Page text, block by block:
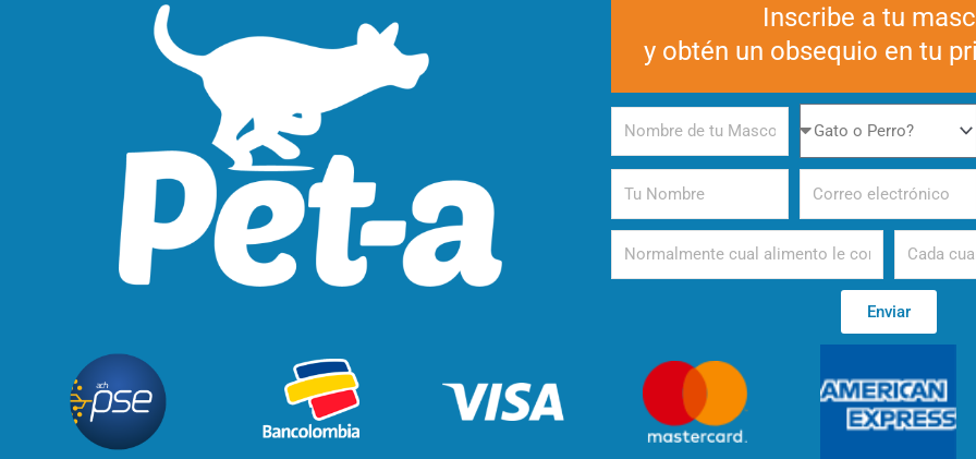
Inscribe a tu
y obtén un obsequio en tu
de
tu
Mascota
Perro
Alimento Periodicidad
Enviar